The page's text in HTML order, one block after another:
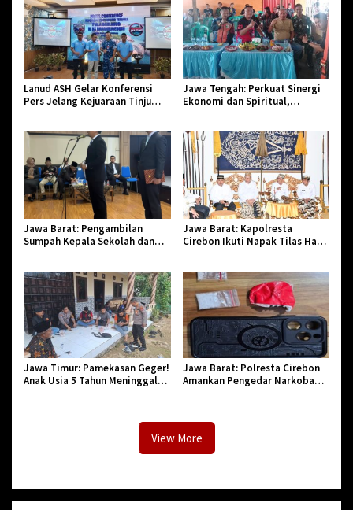
Lanud ASH Gelar Konferensi
Pers Jelang Kejuaraan Tinju
Jawa Tengah: Perkuat Sinergi
Ekonomi dan Spiritual,
Jawa Barat: Pengambilan
Sumpah Kepala Sekolah dan
Pendidikan dan Birokrasi
Jawa Barat: Kapolresta
Cirebon Ikuti Napak Tilas Hari
Jawa Timur: Pamekasan Geger!
Anak Usia 5 Tahun Meninggal
Jawa Barat: Polresta Cirebon
Amankan Pengedar Narkoba
View More